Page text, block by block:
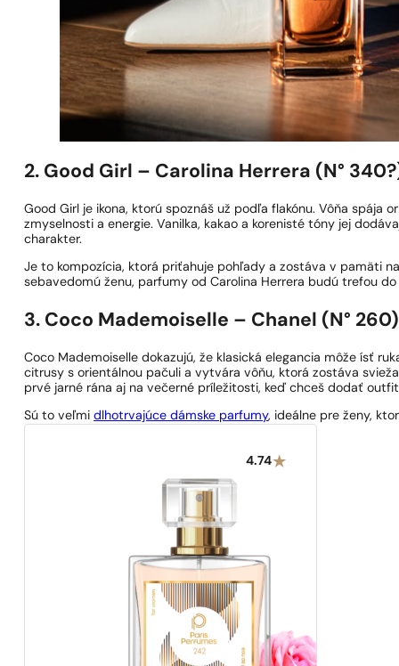
2. Good Girl – Carolina Herrera (N°
Good Girl je ikona, ktorú spoznáš už podľa flakónu. Vôňa spája
zmyselnosti a energie. Vanilka, kakao a korenisté tóny jej
charakter.
Je to kompozícia, ktorá priťahuje pohľady a zostáva v pamäti
sebavedomú ženu, parfumy od Carolina Herrera budú trefou do
3. Coco Mademoiselle – Chanel (N° 260)
Coco Mademoiselle dokazujú, že klasická elegancia môže ísť
citrusy s orientálnou pačuli a vytvára vôňu, ktorá zostáva
prvé jarné rána aj na večerné príležitosti, keď chceš dodať
Sú to veľmidlhotrvajúce dámske parfumy, ideálne pre ženy,
4.74